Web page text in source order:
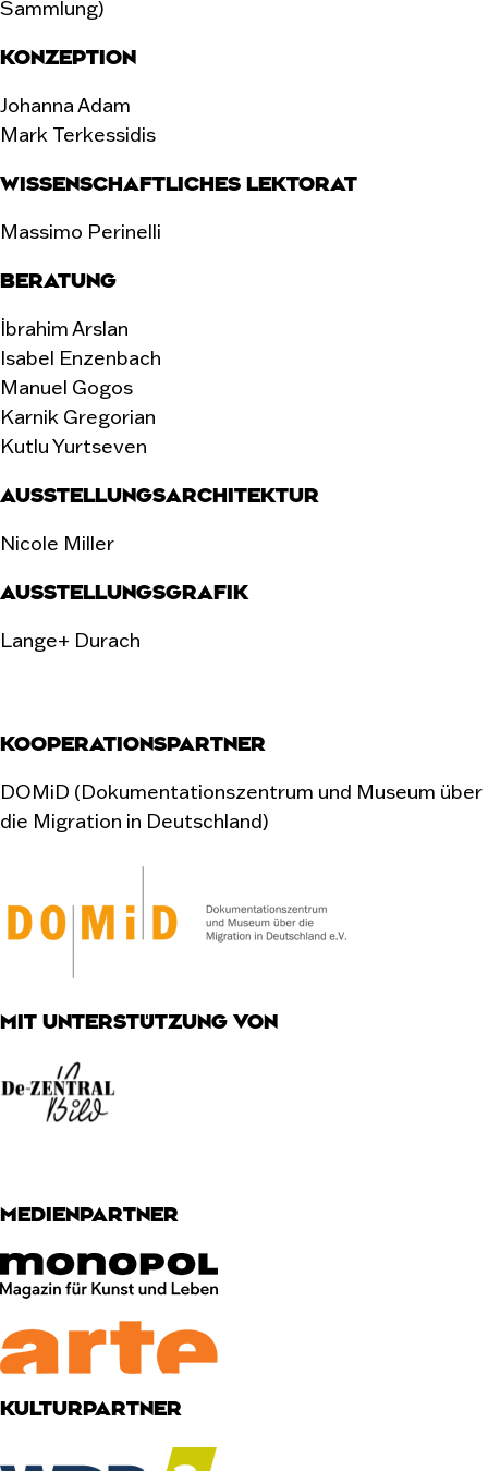
Sammlung)
KONZEPTION
Johanna Adam
Mark Terkessidis
WISSENSCHAFTLICHES LEKTORAT
Massimo Perinelli
BERATUNG
İbrahim Arslan
Isabel Enzenbach
Manuel Gogos
Karnik Gregorian
Kutlu Yurtseven
AUSSTELLUNGSARCHITEKTUR
Nicole Miller
AUSSTELLUNGSGRAFIK
Lange+ Durach
KOOPERATIONSPARTNER
DOMiD (Dokumentationszentrum und Museum über
die Migration in Deutschland)
MIT UNTERSTÜTZUNG VON
MEDIENPARTNER
KULTURPARTNER